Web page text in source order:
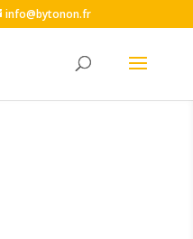
info@bytonon.fr